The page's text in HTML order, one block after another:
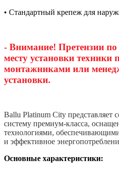
• Стандартный крепеж для
- Внимание! Претензии по
месту установки техники
монтажниками или
установки.
Ballu Platinum City представляет
систему премиум-класса,
технологиями,
и эффективное
Основные характеристики: